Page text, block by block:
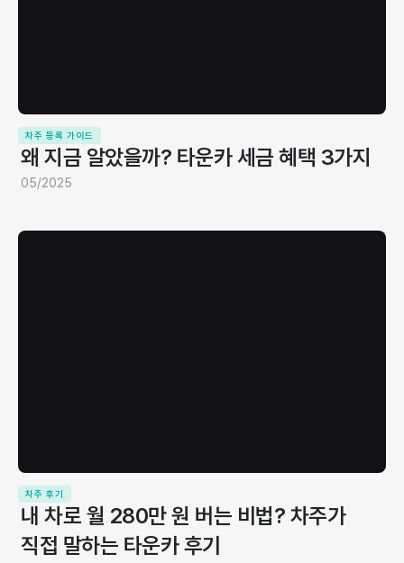
차주 등록 가이드
왜 지금 알았을까? 타운카 세금 혜택 3가지
05/2025
차주 후기
내 차로 월 280만 원 버는 비법? 차주가
직접 말하는 타운카 후기